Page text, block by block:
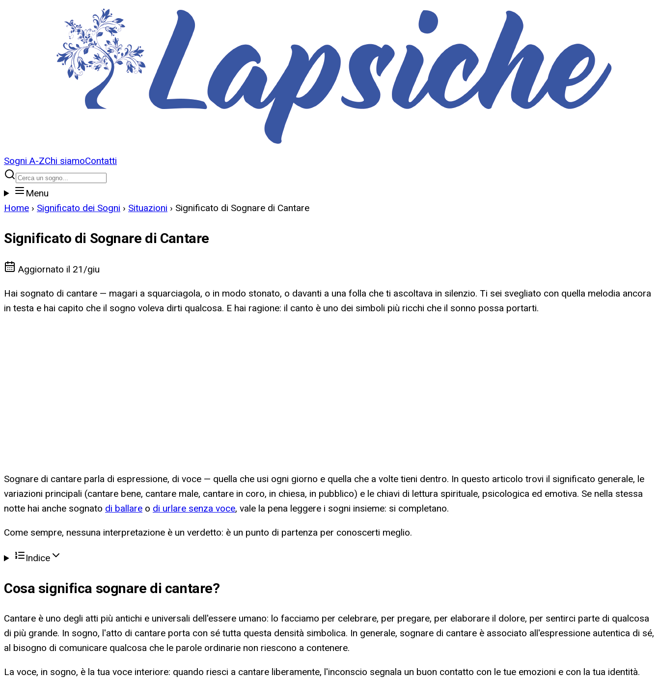
Sogni A-ZChi siamoContatti
Menu
Home › Significato dei Sogni › Situazioni › Significato di Sognare di Cantare
Significato di Sognare di Cantare
Aggiornato il 21/giu
Hai sognato di cantare — magari a squarciagola, o in modo stonato, o davanti a una folla che ti ascoltava in silenzio. Ti sei svegliato con quella melodia ancora
in testa e hai capito che il sogno voleva dirti qualcosa. E hai ragione: il canto è uno dei simboli più ricchi che il sonno possa portarti.
Sognare di cantare parla di espressione, di voce — quella che usi ogni giorno e quella che a volte tieni dentro. In questo articolo trovi il significato generale, le
variazioni principali (cantare bene, cantare male, cantare in coro, in chiesa, in pubblico) e le chiavi di lettura spirituale, psicologica ed emotiva. Se nella stessa
notte hai anche sognato di ballare o di urlare senza voce, vale la pena leggere i sogni insieme: si completano.
Come sempre, nessuna interpretazione è un verdetto: è un punto di partenza per conoscerti meglio.
Indice
Cosa significa sognare di cantare?
Cantare è uno degli atti più antichi e universali dell'essere umano: lo facciamo per celebrare, per pregare, per elaborare il dolore, per sentirci parte di qualcosa
di più grande. In sogno, l'atto di cantare porta con sé tutta questa densità simbolica. In generale, sognare di cantare è associato all'espressione autentica di sé,
al bisogno di comunicare qualcosa che le parole ordinarie non riescono a contenere.
La voce, in sogno, è la tua voce interiore: quando riesci a cantare liberamente, l'inconscio segnala un buon contatto con le tue emozioni e con la tua identità.